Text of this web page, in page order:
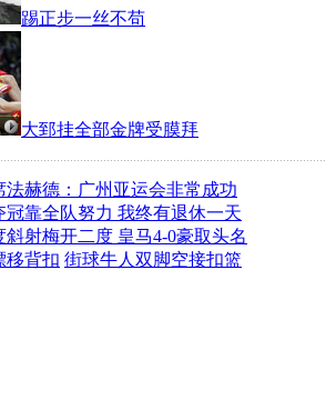
踢正步一丝不苟
大郅挂全部金牌受膜拜
法赫德：广州亚运会非常成功
冠靠全队努力 我终有退休一天
斜射梅开二度 皇马4-0豪取头名
移背扣 街球牛人双脚空接扣篮